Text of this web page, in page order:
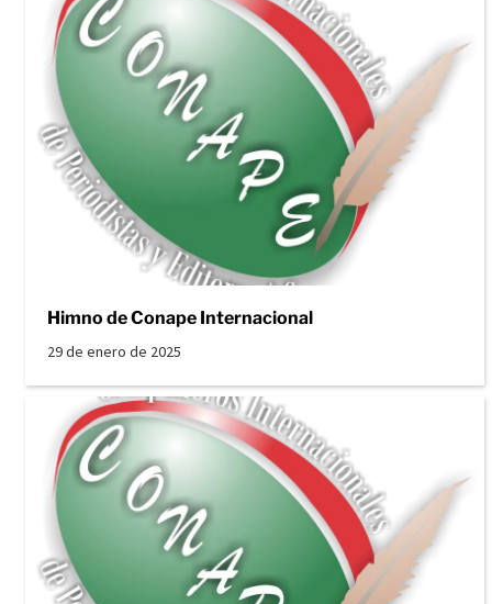
Himno de Conape Internacional
29 de enero de 2025